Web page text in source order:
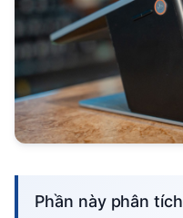
Phần này phân tích sâu hơn những điểm